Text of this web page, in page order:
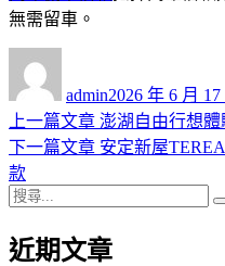
無需留車。
admin佈
日
期:
2026 年 6 月 17
文
章
導
覽
上一篇文章 上
一
澎湖自由行想
下一篇文章 下
章:
安定新屋
款
搜
關
近期文章